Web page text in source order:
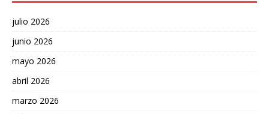
julio 2026
junio 2026
mayo 2026
abril 2026
marzo 2026